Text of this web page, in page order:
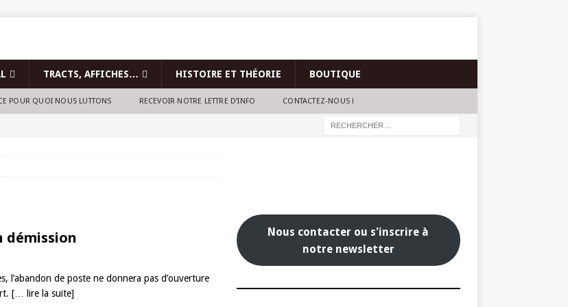
TRACTS, AFFICHES… HISTOIRE ET THÉORIE BOUTIQUE
POUR QUOI NOUS LUTTONS RECEVOIR NOTRE LETTRE D’INFO CONTACTEZ-NOUS !
démission
l’abandon de poste ne donnera pas d’ouverture
[… lire la suite]
Nous contacter ou s'inscrire à
notre newsletter